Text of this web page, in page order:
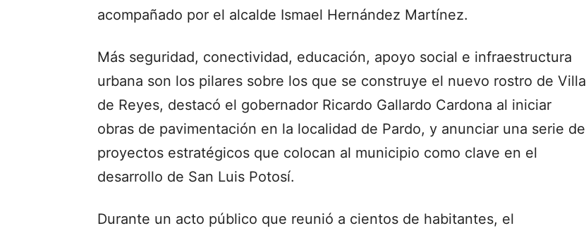
acompañado por el alcalde Ismael Hernández Martínez.
Más seguridad, conectividad, educación, apoyo social e infraestructura
urbana son los pilares sobre los que se construye el nuevo rostro de Villa
de Reyes, destacó el gobernador Ricardo Gallardo Cardona al iniciar
obras de pavimentación en la localidad de Pardo, y anunciar una serie de
proyectos estratégicos que colocan al municipio como clave en el
desarrollo de San Luis Potosí.
Durante un acto público que reunió a cientos de habitantes, el